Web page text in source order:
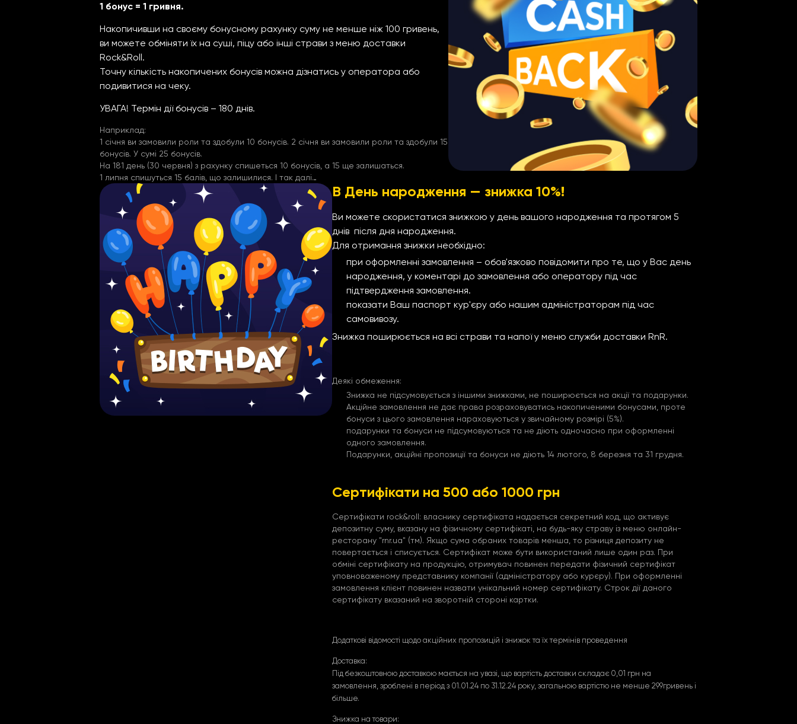
1 бонус = 1 гривня.
Накопичивши на своєму бонусному рахунку суму не менше ніж 100 гривень,
ви можете обміняти їх на суші, піцу або інші страви з меню доставки
Rock&Roll.
Точну кількість накопичених бонусів можна дізнатись у оператора або
подивитися на чеку.
УВАГА! Термін дії бонусів – 180 днів.
Наприклад:
1 січня ви замовили роли та здобули 10 бонусів. 2 січня ви замовили роли та здобули 15
бонусів. У сумі 25 бонусів.
На 181 день (30 червня) з рахунку спишеться 10 бонусів, а 15 ще залишаться.
1 липня спишуться 15 балів, що залишилися. І так далі…
В День народження — знижка 10%!
Ви можете скористатися знижкою у день вашого народження та протягом 5
днів після дня народження.
Для отримання знижки необхідно:
при оформленні замовлення – обов'язково повідомити про те, що у Вас день
народження, у коментарі до замовлення або оператору під час
підтвердження замовлення.
показати Ваш паспорт кур'єру або нашим адміністраторам під час
самовивозу.
Знижка поширюється на всі страви та напої у меню служби доставки RnR.
Деякі обмеження:
Знижка не підсумовується з іншими знижками, не поширюється на акції та подарунки.
Акційне замовлення не дає права розраховуватись накопиченими бонусами, проте
бонуси з цього замовлення нараховуються у звичайному розмірі (5%).
подарунки та бонуси не підсумовуються та не діють одночасно при оформленні
одного замовлення.
Подарунки, акційні пропозиції та бонуси не діють 14 лютого, 8 березня та 31 грудня.
Сертифікати на 500 або 1000 грн
Сертифікати rock&roll: власнику сертифіката надається секретний код, що активує
депозитну суму, вказану на фізичному сертифікаті, на будь-яку страву із меню онлайн-
ресторану "rnr.ua" (тм). Якщо сума обраних товарів менша, то різниця депозиту не
повертається і списується. Сертифікат може бути використаний лише один раз. При
обміні сертифікату на продукцію, отримувач повинен передати фізичний сертифікат
уповноваженому представнику компанії (адміністратору або курєру). При оформленні
замовлення клієнт повинен назвати унікальний номер сертифікату. Строк дії даного
сертифікату вказаний на зворотній стороні картки.
Додаткові відомості щодо акційних пропозицій і знижок та їх термінів проведення
Доставка:
Під безкоштовною доставкою мається на увазі, що вартість доставки складає 0,01 грн на
замовлення, зроблені в період з 01.01.24 по 31.12.24 року, загальною вартістю не менше 299гривень і
більше.
Знижка на товари: